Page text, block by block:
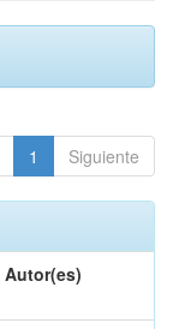
1 Siguiente
Autor(es)